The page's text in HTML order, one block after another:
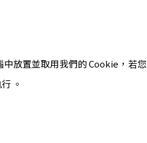
放置並取用我們的 Cookie，若
。